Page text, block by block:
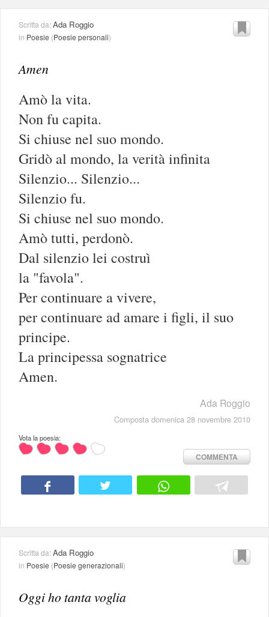
Scritta da:Ada Roggio
in Poesie (Poesie personali)
Amen
Amò la vita.
Non fu capita.
Si chiuse nel suo mondo.
Gridò al mondo, la verità infinita
Silenzio... Silenzio...
Silenzio fu.
Si chiuse nel suo mondo.
Amò tutti, perdonò.
Dal silenzio lei costruì
la "favola".
Per continuare a vivere,
per continuare ad amare i figli, il suo
principe.
La principessa sognatrice
Amen.
Ada Roggio
Composta domenica 28 novembre 2010
Vota la poesia:
COMMENTA
Scritta da:Ada Roggio
in Poesie (Poesie generazionali)
Oggi ho tanta voglia